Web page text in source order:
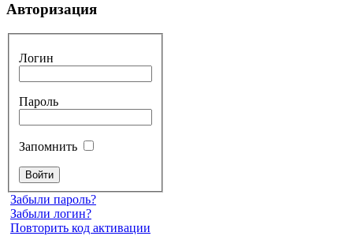
Авторизация
Логин
Пароль
Запомнить
Забыли пароль?
Забыли логин?
Повторить код активации